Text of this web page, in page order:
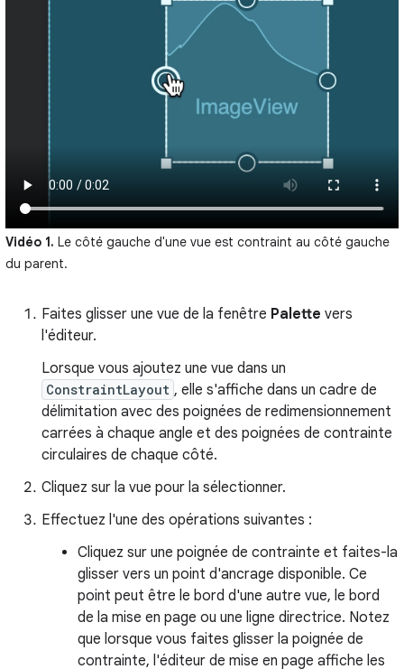
Vidéo 1. Le côté gauche d'une vue est contraint au côté gauche
du parent.
Faites glisser une vue de la fenêtre Palette vers
l'éditeur.
Lorsque vous ajoutez une vue dans un
ConstraintLayout , elle s'affiche dans un cadre de
délimitation avec des poignées de redimensionnement
carrées à chaque angle et des poignées de contrainte
circulaires de chaque côté.
Cliquez sur la vue pour la sélectionner.
Effectuez l'une des opérations suivantes :
Cliquez sur une poignée de contrainte et faites-la
glisser vers un point d'ancrage disponible. Ce
point peut être le bord d'une autre vue, le bord
de la mise en page ou une ligne directrice. Notez
que lorsque vous faites glisser la poignée de
contrainte, l'éditeur de mise en page affiche les